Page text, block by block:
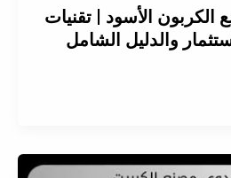
الأسود | تقنيات
والدليل الشامل